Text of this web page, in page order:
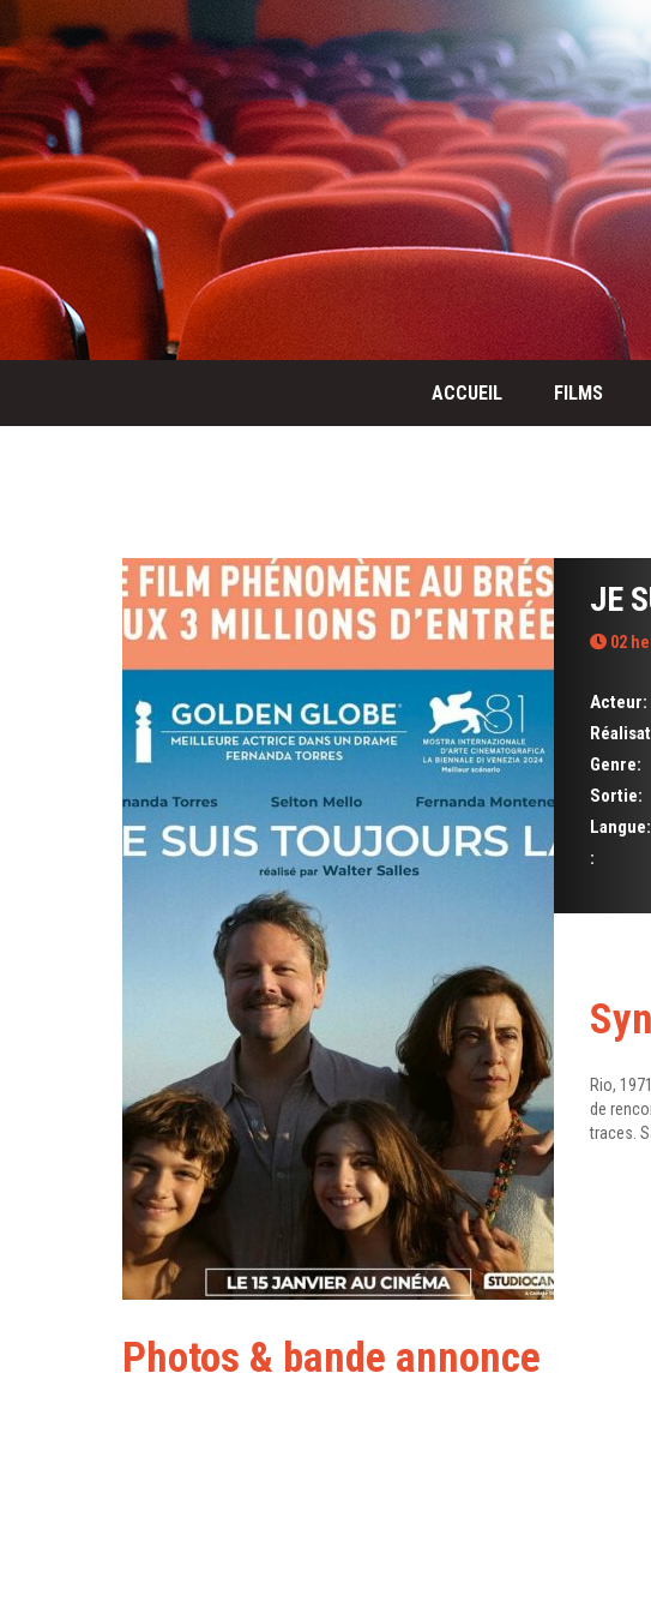
ACCUEIL FILMS
JE
02
Acteur:
Genre:
Sortie:
Langue:
:
Rio,
de
traces.
Photos & bande annonce